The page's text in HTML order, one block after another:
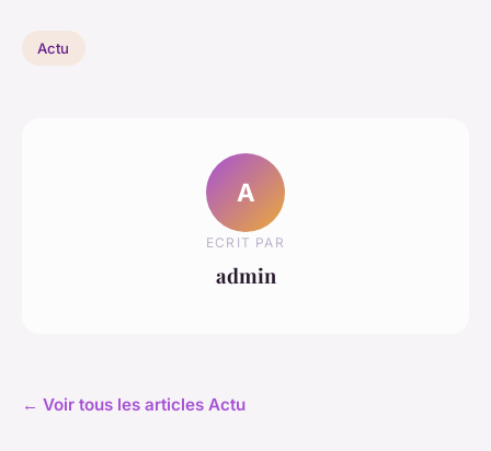
Actu
A
ECRIT PAR
admin
← Voir tous les articles Actu